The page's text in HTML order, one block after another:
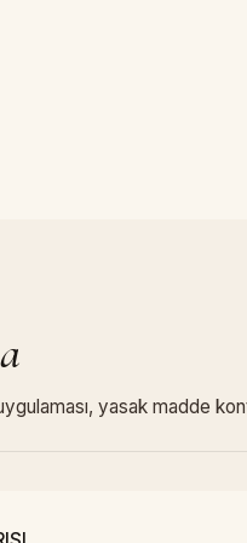
yasak madde